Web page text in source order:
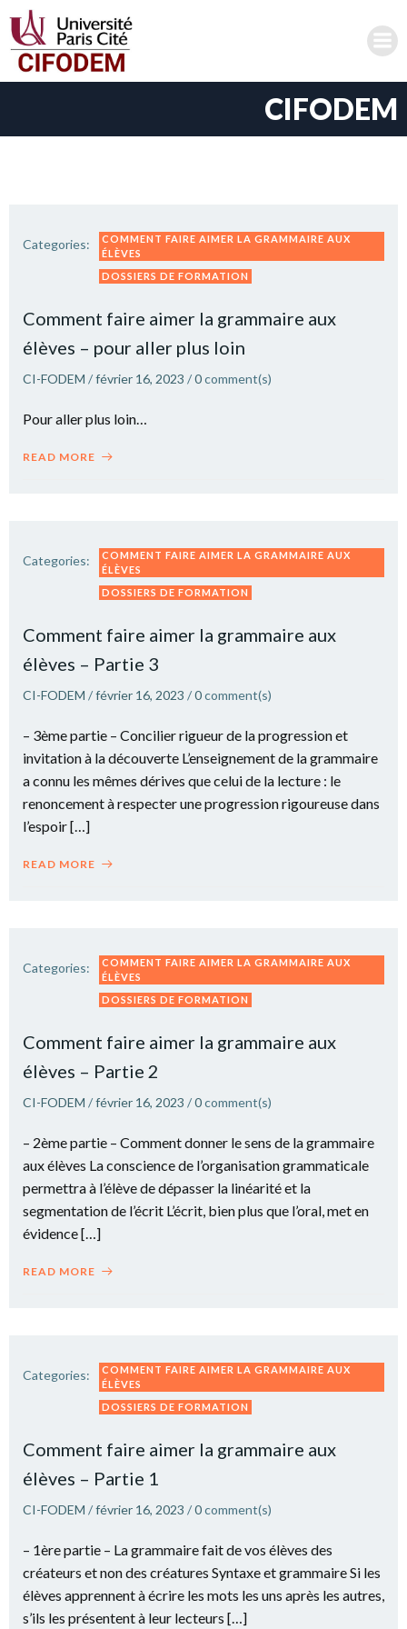
CIFODEM
Categories:
COMMENT FAIRE AIMER LA GRAMMAIRE AUX
ÉLÈVES
DOSSIERS DE FORMATION
Comment faire aimer la grammaire aux
élèves – pour aller plus loin
CI-FODEM /février 16, 2023 /0comment(s)
Pour aller plus loin…
READ MORE
Categories:
COMMENT FAIRE AIMER LA GRAMMAIRE AUX
ÉLÈVES
DOSSIERS DE FORMATION
Comment faire aimer la grammaire aux
élèves – Partie 3
CI-FODEM /février 16, 2023 /0comment(s)
– 3ème partie – Concilier rigueur de la progression et
invitation à la découverte L’enseignement de la grammaire
a connu les mêmes dérives que celui de la lecture : le
renoncement à respecter une progression rigoureuse dans
l’espoir […]
READ MORE
Categories:
COMMENT FAIRE AIMER LA GRAMMAIRE AUX
ÉLÈVES
DOSSIERS DE FORMATION
Comment faire aimer la grammaire aux
élèves – Partie 2
CI-FODEM /février 16, 2023 /0comment(s)
– 2ème partie – Comment donner le sens de la grammaire
aux élèves La conscience de l’organisation grammaticale
permettra à l’élève de dépasser la linéarité et la
segmentation de l’écrit L’écrit, bien plus que l’oral, met en
évidence […]
READ MORE
Categories:
COMMENT FAIRE AIMER LA GRAMMAIRE AUX
ÉLÈVES
DOSSIERS DE FORMATION
Comment faire aimer la grammaire aux
élèves – Partie 1
CI-FODEM /février 16, 2023 /0comment(s)
– 1ère partie – La grammaire fait de vos élèves des
créateurs et non des créatures Syntaxe et grammaire Si les
élèves apprennent à écrire les mots les uns après les autres,
s’ils les présentent à leur lecteurs […]